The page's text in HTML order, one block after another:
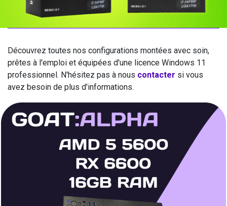
Découvrez toutes nos configurations montées avec soin,
prêtes à l'emploi et équipées d'une licence Windows 11
professionnel. N'hésitez pas à nous contacter si vous
avez besoin de plus d'informations.